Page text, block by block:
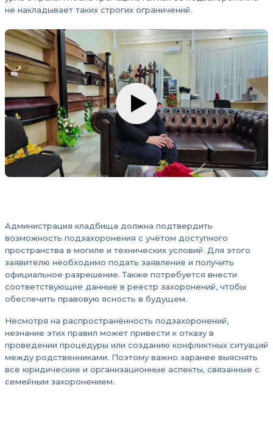
не накладывает таких строгих ограничений.
Администрация кладбища должна подтвердить
возможность подзахоронения с учётом доступного
пространства в могиле и технических условий. Для этого
заявителю необходимо подать заявление и получить
официальное разрешение. Также потребуется внести
соответствующие данные в реестр захоронений, чтобы
обеспечить правовую ясность в будущем.
Несмотря на распространённость подзахоронений,
незнание этих правил может привести к отказу в
проведении процедуры или созданию конфликтных ситуаций
между родственниками. Поэтому важно заранее выяснять
все юридические и организационные аспекты, связанные с
семейным захоронением.